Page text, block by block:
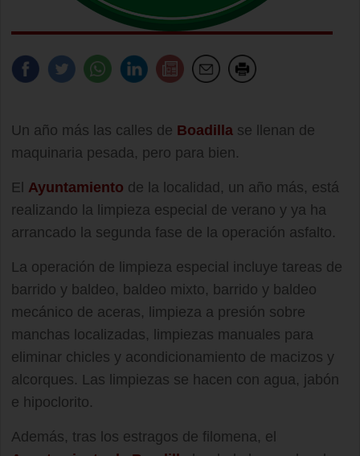
Un año más las calles de Boadilla se llenan de
maquinaria pesada, pero para bien.
El Ayuntamiento de la localidad, un año más, está
realizando la limpieza especial de verano y ya ha
arrancado la segunda fase de la operación asfalto.
La operación de limpieza especial incluye tareas de
barrido y baldeo, baldeo mixto, barrido y baldeo
mecánico de aceras, limpieza a presión sobre
manchas localizadas, limpiezas manuales para
eliminar chicles y acondicionamiento de macizos y
alcorques. Las limpiezas se hacen con agua, jabón
e hipoclorito.
Además, tras los estragos de filomena, el